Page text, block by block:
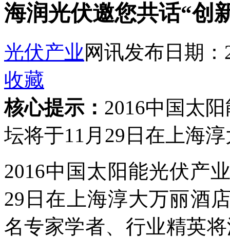
海润光伏邀您共话“创
光伏产业网讯发布日期：
收藏
核心提示： 2016中国太
坛将于11月29日在上海
2016中国太阳能光伏产
29日在上海淳大万丽酒
名专家学者、行业精英